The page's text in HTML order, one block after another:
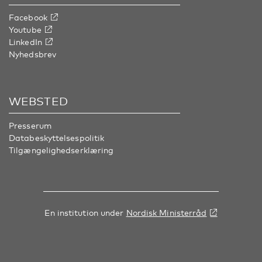
Facebook
Youtube
LinkedIn
Nyhedsbrev
WEBSTED
Presserum
Databeskyttelsespolitik
Tilgængelighedserklæring
En institution under Nordisk Ministerråd